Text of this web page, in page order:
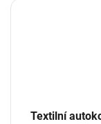
Textilní